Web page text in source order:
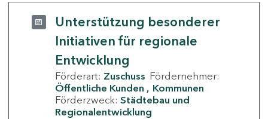
Unterstützung besonderer
Initiativen für regionale
Entwicklung
Förderart: Zuschuss Fördernehmer:
Öffentliche Kunden
Kommunen
Förderzweck: Städtebau und
Regionalentwicklung